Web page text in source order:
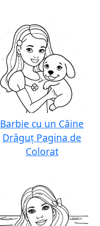
Barbie cu un Câine
Drăguț Pagina de
Colorat